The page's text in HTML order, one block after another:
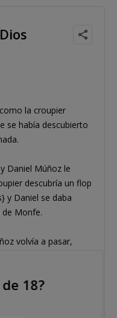
la croupier
se había descubierto
Daniel Múñoz le
descubría un flop
y Daniel se daba
de Monfe.
volvía a pasar,
18?